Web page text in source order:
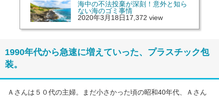
海中の不法投棄が深刻！意外と知ら
ない海のゴミ事情
2020年3月18日17,372 view
1990年代から急速に増えていった、プラスチック包
装。
Ａさんは５０代の主婦。まだ小さかった頃の昭和40年代、Ａさん